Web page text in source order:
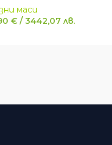
маси
€ / 3442,07 лв.